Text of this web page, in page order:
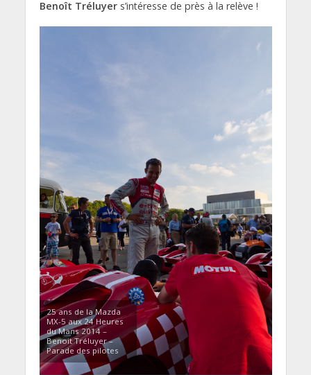
Benoît Tréluyers’intéresse de près à la relève !
25 ans de la Mazda
MX-5 aux 24 Heures
du Mans 2014 –
Benoit Tréluyer –
Parade des pilotes